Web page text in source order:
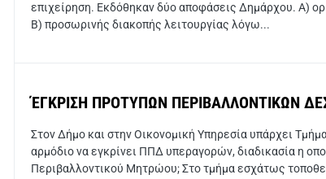
επιχείρηση. Εκδόθηκαν δύο αποφάσεις Δημάρχου. Α)
Β) προσωρινής διακοπής λειτουργίας λόγω...
ΈΓΚΡΙΣΗ ΠΡΟΤΥΠΩΝ ΠΕΡΙΒΑΛΛΟΝΤΙΚΩΝ
Στον Δήμο και στην Οικονομική Υπηρεσία υπάρχει
αρμόδιο να εγκρίνει ΠΠΔ υπεραγορών, διαδικασία η
Περιβαλλοντικού Μητρώου; Στο τμήμα εσχάτως